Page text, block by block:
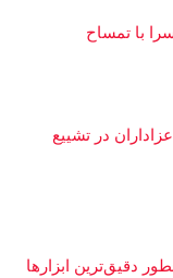
با تمساح
در تشییع
دقیق‌ترین ابزارها